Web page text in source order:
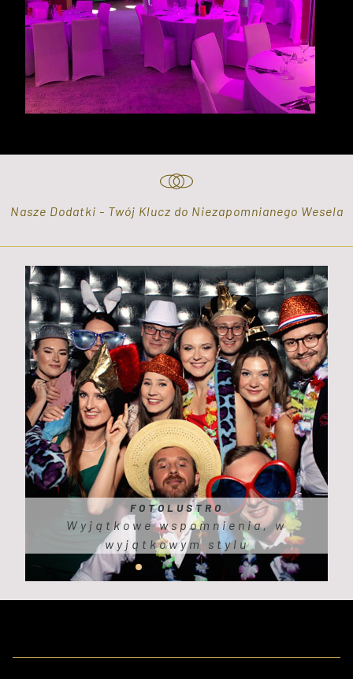
Nasze Dodatki - Twój Klucz do Niezapomnianego Wesela
FOTOLUSTRO
Wyjątkowe wspomnienia, w
wyjątkowym stylu